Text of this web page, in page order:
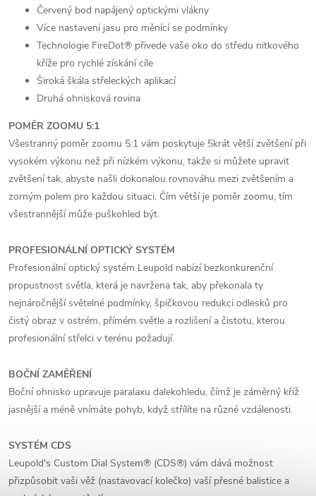
Červený bod napájený optickými vlákny
Více nastavení jasu pro měnící se podmínky
Technologie FireDot® přivede vaše oko do středu nitkového
kříže pro rychlé získání cíle
Široká škála střeleckých aplikací
Druhá ohnisková rovina
POMĚR ZOOMU 5:1
Všestranný poměr zoomu 5:1 vám poskytuje 5krát větší zvětšení při
vysokém výkonu než při nízkém výkonu, takže si můžete upravit
zvětšení tak, abyste našli dokonalou rovnováhu mezi zvětšením a
zorným polem pro každou situaci. Čím větší je poměr zoomu, tím
všestrannější může puškohled být.
PROFESIONÁLNÍ OPTICKÝ SYSTÉM
Profesionální optický systém Leupold nabízí bezkonkurenční
propustnost světla, která je navržena tak, aby překonala ty
nejnáročnější světelné podmínky, špičkovou redukci odlesků pro
čistý obraz v ostrém, přímém světle a rozlišení a čistotu, kterou
profesionální střelci v terénu požadují.
BOČNÍ ZAMĚŘENÍ
Boční ohnisko upravuje paralaxu dalekohledu, čímž je záměrný kříž
jasnější a méně vnímáte pohyb, když střílíte na různé vzdálenosti.
SYSTÉM CDS
Leupold's Custom Dial System® (CDS®) vám dává možnost
přizpůsobit vaši věž (nastavovací kolečko) vaší přesné balistice a